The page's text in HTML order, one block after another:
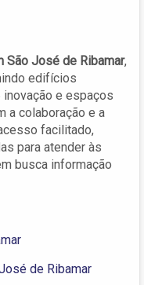
São José de Ribamar,
edifícios
e espaços
a colaboração e a
facilitado,
para atender às
busca informação
de Ribamar